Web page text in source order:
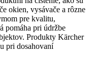
okien, vysávače a rôzne
pre kvalitu,
pomáha pri údržbe
Produkty Kärcher
pri dosahovaní